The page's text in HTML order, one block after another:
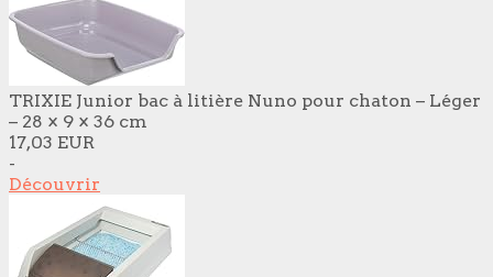
TRIXIE Junior bac à litière Nuno pour chaton – Léger
– 28 × 9 × 36 cm
17,03 EUR
-
Découvrir